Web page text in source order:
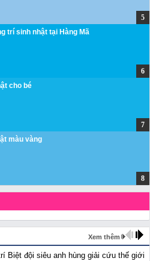
trí sinh nhật tại Hàng Mã
cho bé
màu vàng
Xem thêm
Biệt đội siêu anh hùng giải cứu thế giới